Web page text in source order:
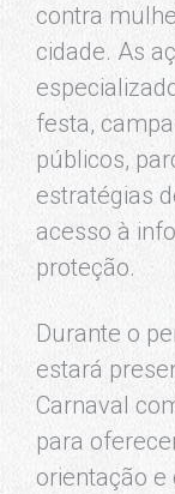
contra
cidade. As
festa,
públicos,
estratégias
acesso à
proteção.
Durante o
estará
Carnaval
para
orientação